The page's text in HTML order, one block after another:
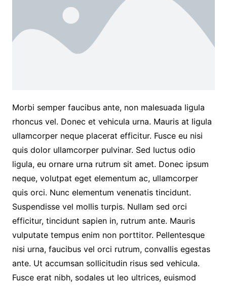
Morbi semper faucibus ante, non malesuada ligula
rhoncus vel. Donec et vehicula urna. Mauris at ligula
ullamcorper neque placerat efficitur. Fusce eu nisi
quis dolor ullamcorper pulvinar. Sed luctus odio
ligula, eu ornare urna rutrum sit amet. Donec ipsum
neque, volutpat eget elementum ac, ullamcorper
quis orci. Nunc elementum venenatis tincidunt.
Suspendisse vel mollis turpis. Nullam sed orci
efficitur, tincidunt sapien in, rutrum ante. Mauris
vulputate tempus enim non porttitor. Pellentesque
nisi urna, faucibus vel orci rutrum, convallis egestas
ante. Ut accumsan sollicitudin risus sed vehicula.
Fusce erat nibh, sodales ut leo ultrices, euismod